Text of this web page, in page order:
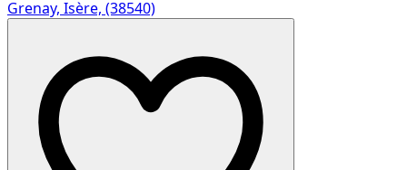
Grenay, Isère, (38540)